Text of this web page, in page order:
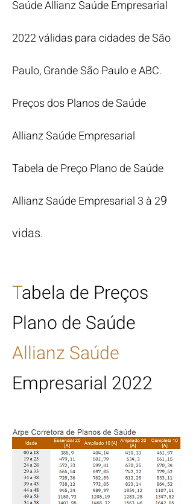
Saúde Allianz Saúde Empresarial
2022 válidas para cidades de São
Paulo, Grande São Paulo e ABC.
Preços dos Planos de Saúde
Allianz Saúde Empresarial
Tabela de Preço Plano de Saúde
Allianz Saúde Empresarial 3 à 29
vidas.
Tabela de Preços
Plano de Saúde
Allianz Saúde
Empresarial 2022